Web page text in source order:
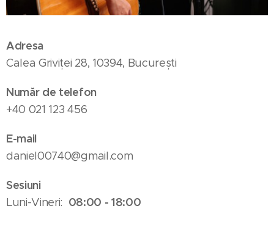
Adresa
Calea Griviței 28, 10394, București
Număr de telefon
+40 021 123 456
E-mail
daniel00740@gmail.com
Sesiuni
Luni-Vineri: 08:00 - 18:00